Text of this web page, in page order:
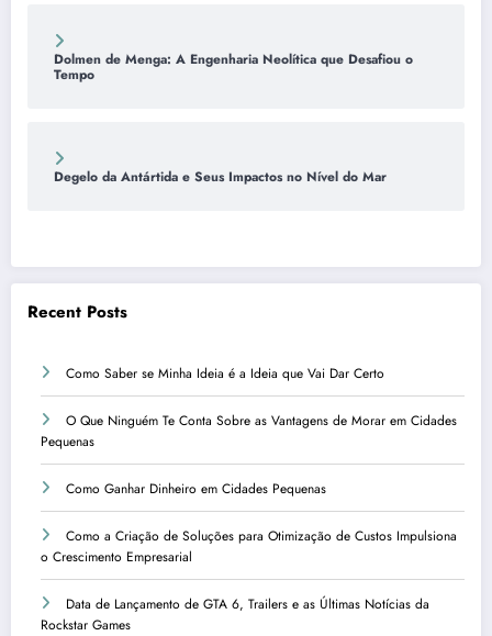
Dolmen de Menga: A Engenharia Neolítica que Desafiou o
Tempo
Degelo da Antártida e Seus Impactos no Nível do Mar
Recent Posts
Como Saber se Minha Ideia é a Ideia que Vai Dar Certo
O Que Ninguém Te Conta Sobre as Vantagens de Morar em Cidades
Pequenas
Como Ganhar Dinheiro em Cidades Pequenas
Como a Criação de Soluções para Otimização de Custos Impulsiona
o Crescimento Empresarial
Data de Lançamento de GTA 6, Trailers e as Últimas Notícias da
Rockstar Games